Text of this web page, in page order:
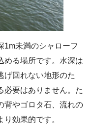
1m未満のシャローフ
める場所です。水深は
げ回れない地形のた
必要はありません。た
背やゴロタ石、流れの
効果的です。